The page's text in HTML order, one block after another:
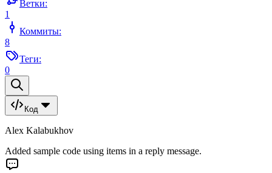
Ветки:
1
Коммиты:
8
Теги:
0
Код
Alex Kalabukhov
Added sample code using items in a reply message.